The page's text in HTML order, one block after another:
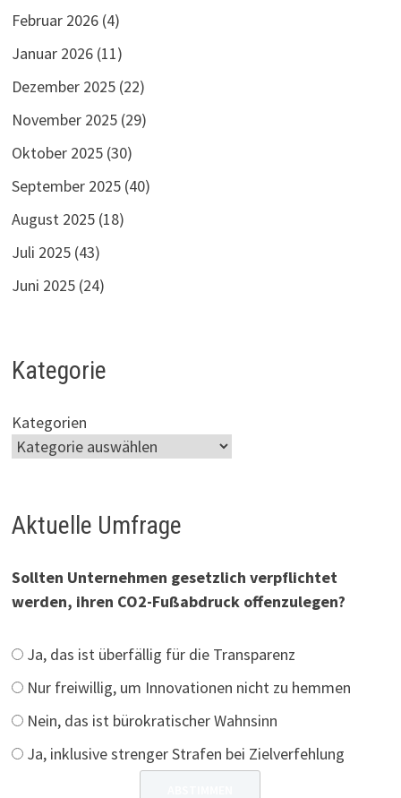
Februar 2026 (4)
Januar 2026 (11)
Dezember 2025 (22)
November 2025 (29)
Oktober 2025 (30)
September 2025 (40)
August 2025 (18)
Juli 2025 (43)
Juni 2025 (24)
Kategorie
Kategorien
Aktuelle Umfrage
Sollten Unternehmen gesetzlich verpflichtet
werden, ihren CO2-Fußabdruck offenzulegen?
Ja, das ist überfällig für die Transparenz
Nur freiwillig, um Innovationen nicht zu hemmen
Nein, das ist bürokratischer Wahnsinn
Ja, inklusive strenger Strafen bei Zielverfehlung